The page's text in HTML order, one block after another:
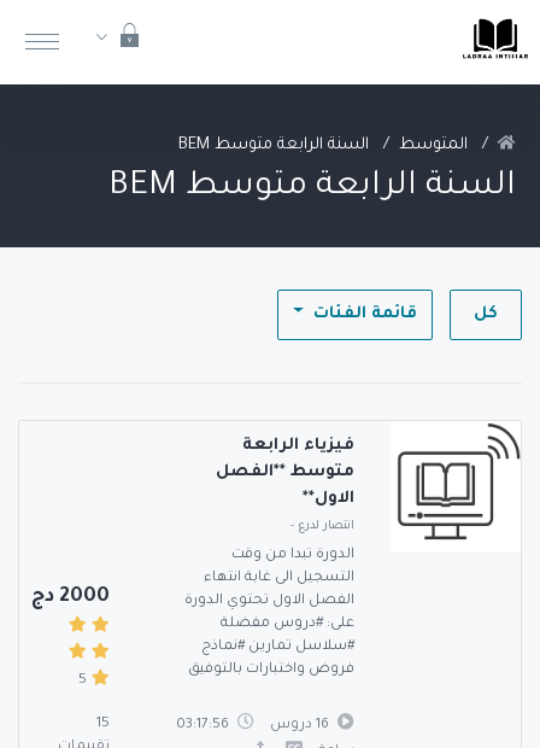
المتوسط السنة الرابعة متوسط BEM
السنة الرابعة متوسط BEM
كل قائمة الفئات
فيزياء الرابعة
متوسط **الفصل
الاول**
انتصار لدرع -
الدورة تبدا من وقت
التسجيل الى غابة انتهاء
الفصل الاول تحتوي الدورة
على: #دروس مفضلة
#سلاسل تمارين #نماذج
فروض واختبارات بالتوفيق
03:17:56
2000 دج
5
15